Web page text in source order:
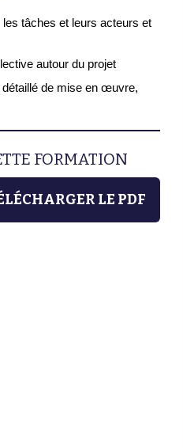
tâches et leurs acteurs et
autour du projet
de mise en œuvre,
FORMATION
LE PDF